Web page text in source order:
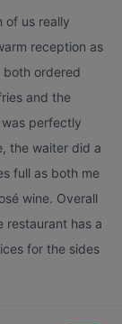
of us really
reception as
both ordered
and the
perfectly
the waiter did a
full as both me
wine. Overall
restaurant has a
for the sides